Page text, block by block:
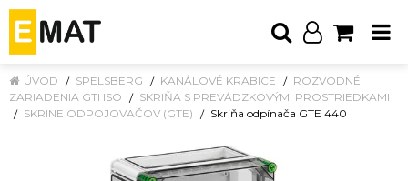
ÚVOD SPELSBERG KANÁLOVÉ KRABICE
ROZVODNÉ
ZARIADENIA GTI ISO
SKRIŇA S PREVÁDZKOVÝMI PROSTRIEDKAMI
SKRINE ODPOJOVAČOV (GTE)
Skriňa odpínača GTE 440